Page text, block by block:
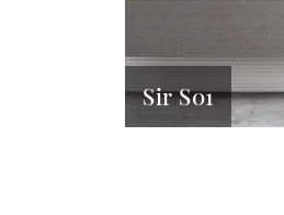
Sir S01